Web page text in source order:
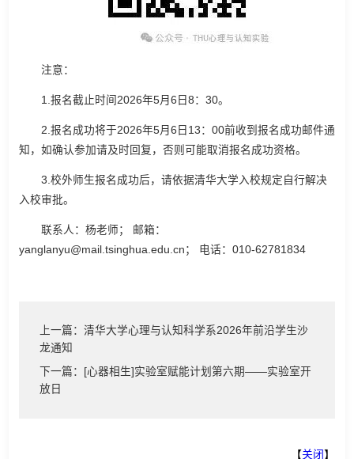
注意：
1.报名截止时间2026年5月6日8：30。
2.报名成功将于2026年5月6日13：00前收到报名成功邮件通
知，如确认参加请及时回复，否则可能取消报名成功资格。
3.校外师生报名成功后，请依据清华大学入校规定自行解决
入校审批。
联系人：杨老师； 邮箱：
yanglanyu@mail.tsinghua.edu.cn； 电话：010-62781834
上一篇：清华大学心理与认知科学系2026年前沿学生沙
龙通知
下一篇：[心器相生]实验室赋能计划第六期——实验室开
放日
【关闭】